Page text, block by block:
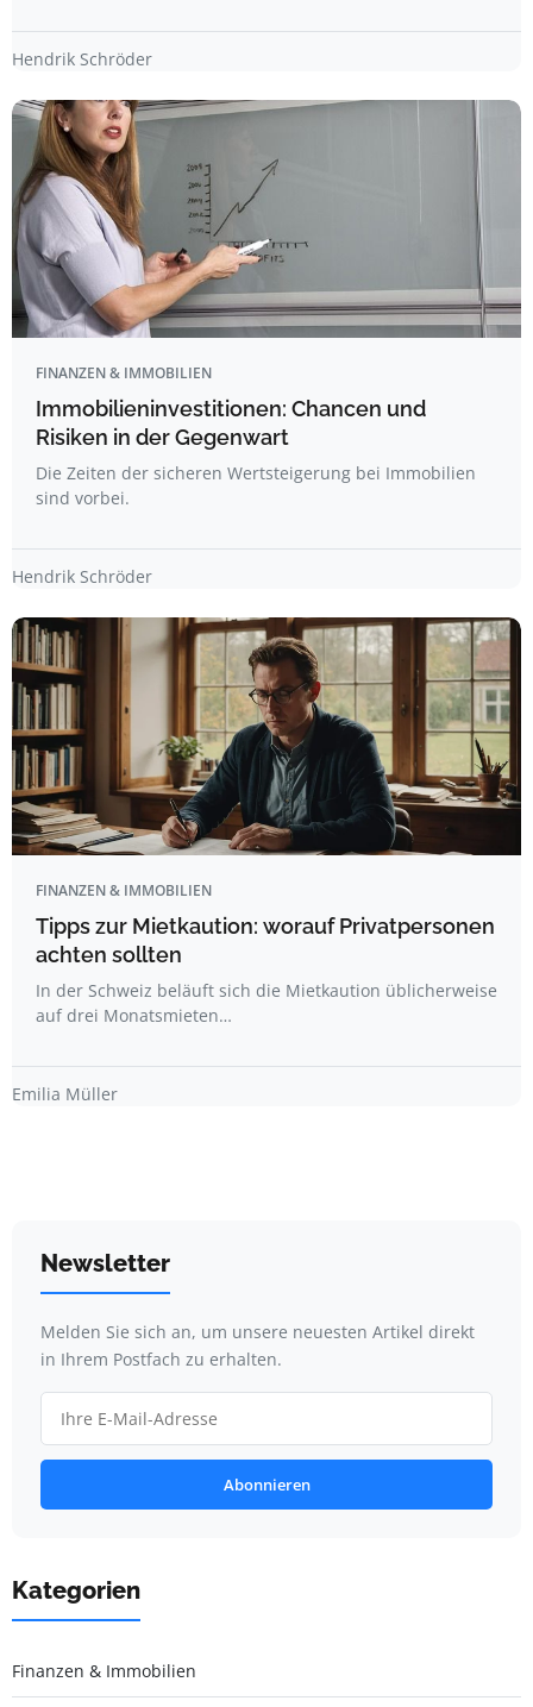
Hendrik Schröder
FINANZEN & IMMOBILIEN
Immobilieninvestitionen: Chancen und
Risiken in der Gegenwart
Die Zeiten der sicheren Wertsteigerung bei Immobilien
sind vorbei.
Hendrik Schröder
FINANZEN & IMMOBILIEN
Tipps zur Mietkaution: worauf Privatpersonen
achten sollten
In der Schweiz beläuft sich die Mietkaution üblicherweise
auf drei Monatsmieten…
Emilia Müller
Newsletter
Melden Sie sich an, um unsere neuesten Artikel direkt
in Ihrem Postfach zu erhalten.
Abonnieren
Kategorien
Finanzen & Immobilien